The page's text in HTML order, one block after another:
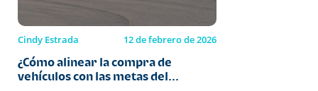
Cindy Estrada 12 de febrero de 2026
¿Cómo alinear la compra de
vehículos con las metas del...